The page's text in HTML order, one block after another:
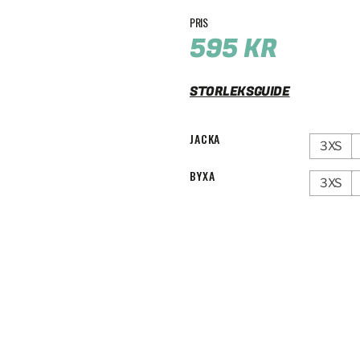
595KR
STORLEKSGUIDE
JACKA 3XS
BYXA 3XS